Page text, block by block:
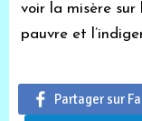
voir la misère sur
pauvre et
Partager sur